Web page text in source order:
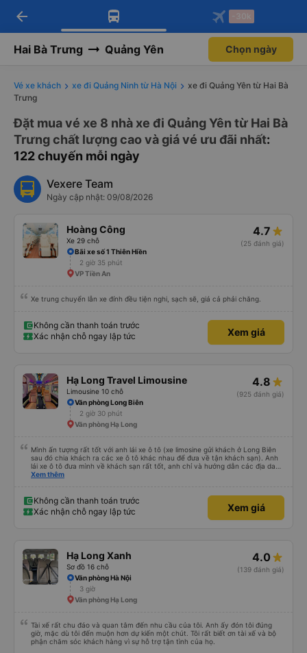
Tải app Vexere ngay!
Nhận ưu đãi thành viên độc
Mở app
Tải app Vexere
-30k/ghế khi đặt vé máy bay qua
Mở app
arrow_back -30k
Hai Bà Trưng Quảng Yên Chọn ngày
Vé xe khách xe đi Quảng Ninh từ Hà Nội
xe đi Quảng Yên từ Hai Bà
Trưng
Đặt mua vé xe 8 nhà xe đi Quảng Yên từ Hai Bà
Trưng chất lượng cao và giá vé ưu đãi nhất:
122 chuyến mỗi ngày
Vexere Team
Ngày cập nhật: 09/08/2026
Hoàng Công
Xe 29 chỗ
4.7
(25 đánh giá)
Bãi xe số 1 Thiên Hiền
2 giờ 35 phút
VP Tiền An
Xe trung chuyển lẫn xe đính đều tiện nghi, sạch sẽ, giá cả phải chăng.
Không cần thanh toán trước
Xác nhận chỗ ngay lập tức
Xem giá
Hạ Long Travel Limousine
Limousine 10 chỗ
4.8
(925 đánh giá)
Văn phòng Long Biên
2 giờ 30 phút
Văn phòng Hạ Long
Mình ấn tượng rất tốt với anh lái xe ô tô (xe limosine gửi khách ở Long Biên
sau đó chia khách ra các xe ô tô khác nhau để đưa về tận khách sạn). Anh
lái xe ô tô đưa mình về khách sạn rất tốt, anh chỉ và hướng dẫn các địa danh
các món ăn nổi tiếng ở Hà Nội, mình để ý khi anh trả khách thì anh luôn
những quan điểm sống rất ấn tượng. Mình không xin tên của anh chỉ biết anh
ở Ninh Bình thôi. Rất mong lần sau được anh lái xe tiếp và anh có nhiều
chuyến xe hơn để nhiều người biết đến anh hơn.
Xem thêm
Không cần thanh toán trước
Xác nhận chỗ ngay lập tức
Xem giá
Hạ Long Xanh
Sơ đồ 16 chỗ
4.0
(139 đánh giá)
Văn phòng Hà Nội
3 giờ
Văn phòng Hạ Long
Tài xế rất chu đáo và quan tâm đến nhu cầu của tôi. Anh ấy đón tôi đúng
giờ, mặc dù tôi đến muộn hơn dự kiến ​​một chút. Tôi rất biết ơn tài xế và bộ
phận chăm sóc khách hàng vì sự hỗ trợ tận tình của họ.